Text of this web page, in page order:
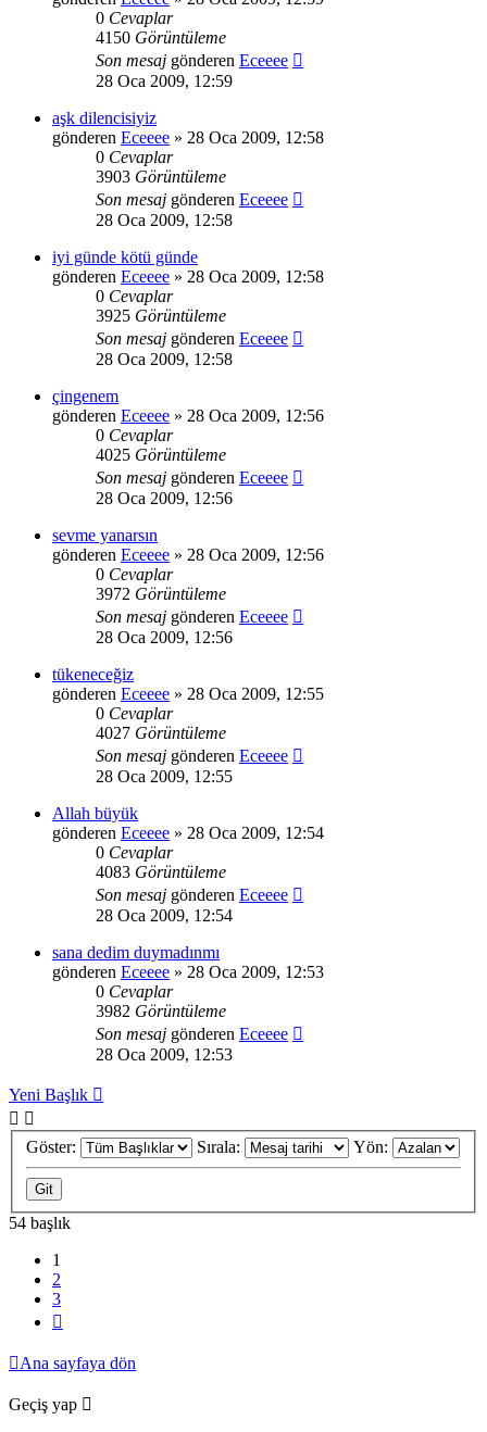
0 Cevaplar
4150 Görüntüleme
Son mesaj gönderen Eceeee
28 Oca 2009, 12:59
aşk dilencisiyiz
gönderen Eceeee » 28 Oca 2009, 12:58
0 Cevaplar
3903 Görüntüleme
Son mesaj gönderen Eceeee
28 Oca 2009, 12:58
iyi günde kötü günde
gönderen Eceeee » 28 Oca 2009, 12:58
0 Cevaplar
3925 Görüntüleme
Son mesaj gönderen Eceeee
28 Oca 2009, 12:58
çingenem
gönderen Eceeee » 28 Oca 2009, 12:56
0 Cevaplar
4025 Görüntüleme
Son mesaj gönderen Eceeee
28 Oca 2009, 12:56
sevme yanarsın
gönderen Eceeee » 28 Oca 2009, 12:56
0 Cevaplar
3972 Görüntüleme
Son mesaj gönderen Eceeee
28 Oca 2009, 12:56
tükeneceğiz
gönderen Eceeee » 28 Oca 2009, 12:55
0 Cevaplar
4027 Görüntüleme
Son mesaj gönderen Eceeee
28 Oca 2009, 12:55
Allah büyük
gönderen Eceeee » 28 Oca 2009, 12:54
0 Cevaplar
4083 Görüntüleme
Son mesaj gönderen Eceeee
28 Oca 2009, 12:54
sana dedim duymadınmı
gönderen Eceeee » 28 Oca 2009, 12:53
0 Cevaplar
3982 Görüntüleme
Son mesaj gönderen Eceeee
28 Oca 2009, 12:53
Yeni Başlık
Göster: Sırala: Yön:
54 başlık
1
2
3
Ana sayfaya dön
Geçiş yap